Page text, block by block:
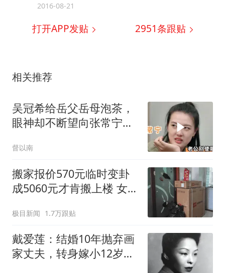
2016-08-21
打开APP发贴 2951条跟贴
相关推荐
吴冠希给岳父岳母泡茶，
眼神却不断望向张常宁求
督以南
搬家报价570元临时变卦
成5060元才肯搬上楼 女子
极目新闻 1.7万跟贴
戴爱莲：结婚10年抛弃画
家丈夫，转身嫁小12岁鲜